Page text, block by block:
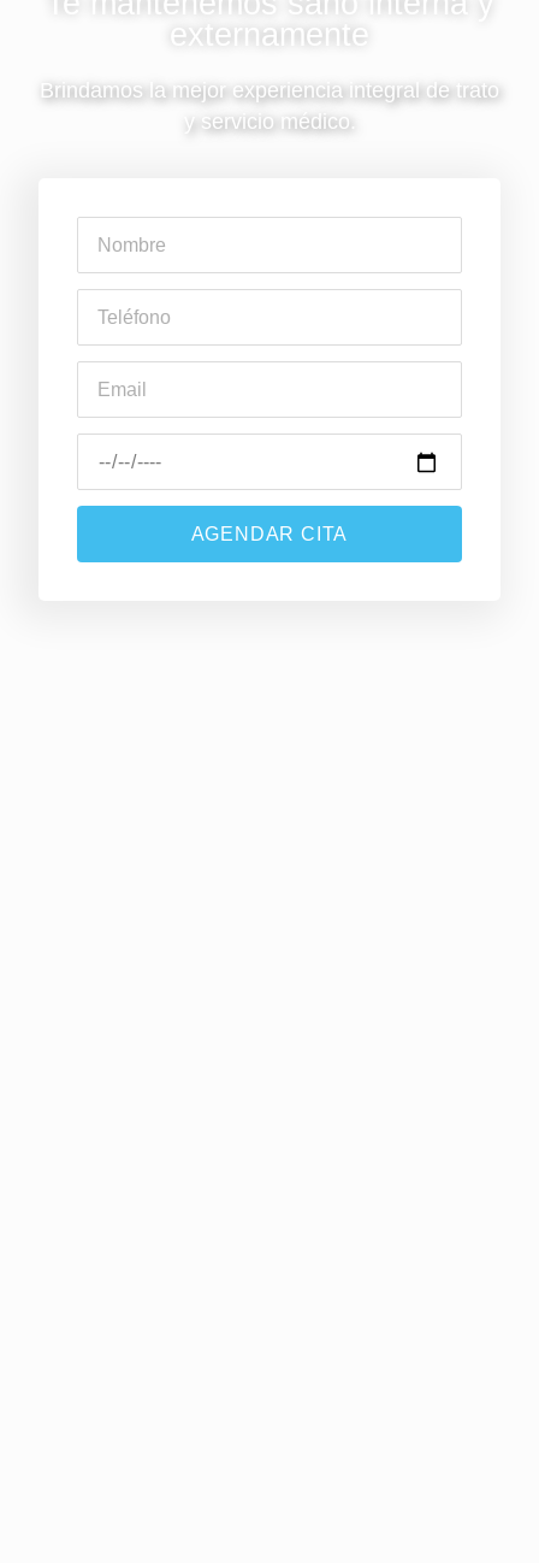
externamente
Brindamos la mejor experiencia integral de trato
y servicio médico.
AGENDAR CITA